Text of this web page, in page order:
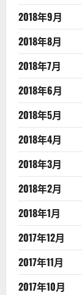
2018年9月
2018年8月
2018年7月
2018年6月
2018年5月
2018年4月
2018年3月
2018年2月
2018年1月
2017年12月
2017年11月
2017年10月